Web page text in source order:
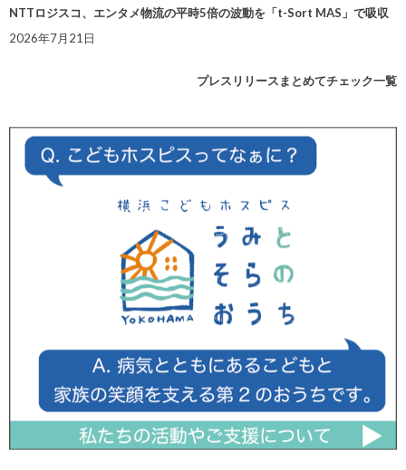
NTTロジスコ、エンタメ物流の平時5倍の波動を「t-Sort MAS」で吸収
2026年7月21日
プレスリリースまとめてチェック一覧